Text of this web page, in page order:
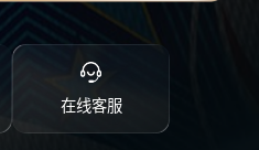
在线客服